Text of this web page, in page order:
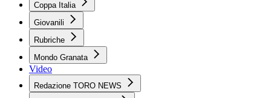
Coppa Italia
Giovanili
Rubriche
Mondo Granata
Video
Redazione TORO NEWS